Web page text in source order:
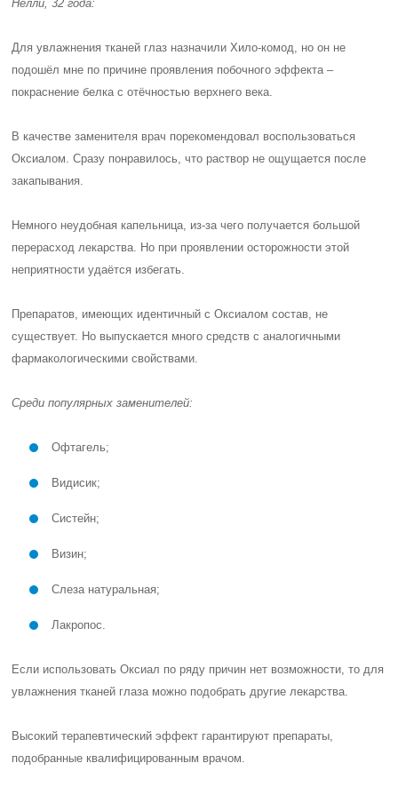
Нелли, 32 года:
Для увлажнения тканей глаз назначили Хило-комод, но он не
подошёл мне по причине проявления побочного эффекта –
покраснение белка с отёчностью верхнего века.
В качестве заменителя врач порекомендовал воспользоваться
Оксиалом. Сразу понравилось, что раствор не ощущается после
закапывания.
Немного неудобная капельница, из-за чего получается большой
перерасход лекарства. Но при проявлении осторожности этой
неприятности удаётся избегать.
Препаратов, имеющих идентичный с Оксиалом состав, не
существует. Но выпускается много средств с аналогичными
фармакологическими свойствами.
Среди популярных заменителей:
Офтагель;
Видисик;
Систейн;
Визин;
Слеза натуральная;
Лакропос.
Если использовать Оксиал по ряду причин нет возможности, то для
увлажнения тканей глаза можно подобрать другие лекарства.
Высокий терапевтический эффект гарантируют препараты,
подобранные квалифицированным врачом.